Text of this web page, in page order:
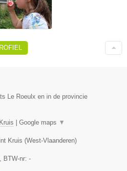
Le Roeulx en in de provincie
| Google maps ▼
Kruis (West-Vlaanderen)
, BTW-nr: -